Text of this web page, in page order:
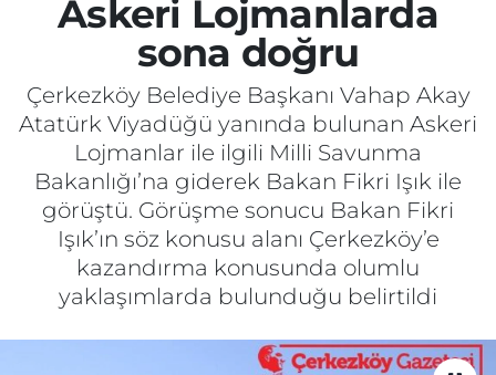
Askeri Lojmanlarda
sona doğru
Çerkezköy Belediye Başkanı Vahap Akay
Atatürk Viyadüğü yanında bulunan Askeri
Lojmanlar ile ilgili Milli Savunma
Bakanlığı’na giderek Bakan Fikri Işık ile
görüştü. Görüşme sonucu Bakan Fikri
Işık’ın söz konusu alanı Çerkezköy’e
kazandırma konusunda olumlu
yaklaşımlarda bulunduğu belirtildi
Kültür&Sanat
Manşet
SAĞLIK
Spor
Gizlilik Sözleşmesi
İletişim
Süper Lig Puan Durumu ve Fikstür
Tüm Manşetler
Son Dakika Haberleri
Haber Arşivi